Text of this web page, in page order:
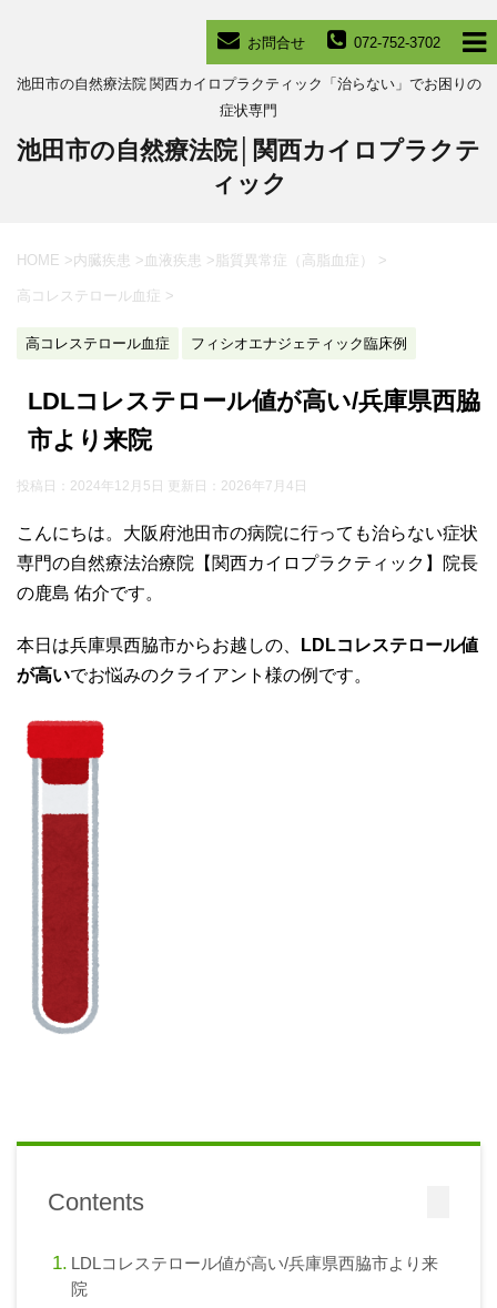
072-752-3702
お問合せ
池田市の自然療法院 関西カイロプラクティック「治らない」でお困りの
症状専門
池田市の自然療法院│関西カイロプラクテ
ィック
HOME >内臓疾患 > 血液疾患 > 脂質異常症（高脂血症） >
高コレステロール血症 >
高コレステロール血症 フィシオエナジェティック臨床例
LDLコレステロール値が高い/兵庫県西脇
市より来院
投稿日：2024年12月5日 更新日： 2026年7月4日
こんにちは。大阪府池田市の病院に行っても治らない症状
専門の自然療法治療院【関西カイロプラクティック】院長
の鹿島 佑介です。
本日は兵庫県西脇市からお越しの、
LDLコレステロール値
が高いでお悩みのクライアント様の例です。
Contents
LDLコレステロール値が高い/兵庫県西脇市より来
院